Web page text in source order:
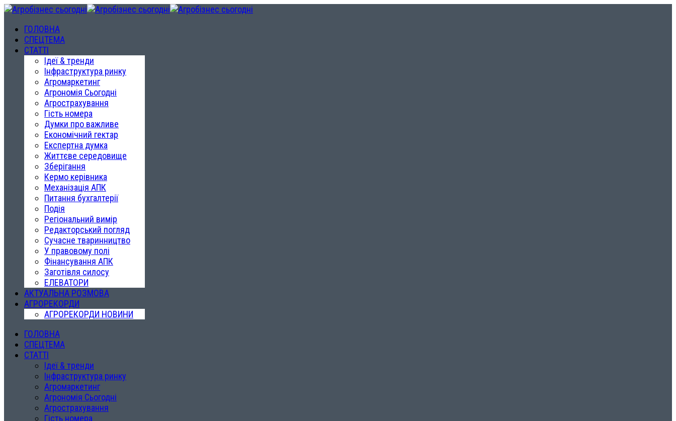
ГОЛОВНА
СПЕЦТЕМА
СТАТТІ
Ідеї & тренди
Інфраструктура ринку
Агромаркетинг
Агрономія Сьогодні
Агрострахування
Гість номера
Думки про важливе
Економічний гектар
Експертна думка
Життєве середовище
Зберігання
Кермо керівника
Механізація АПК
Питання бухгалтерії
Подія
Регіональний вимір
Редакторський погляд
Сучасне тваринництво
У правовому полі
Фінансування АПК
Заготівля силосу
ЕЛЕВАТОРИ
АКТУАЛЬНА РОЗМОВА
АГРОРЕКОРДИ
АГРОРЕКОРДИ НОВИНИ
ГОЛОВНА
СПЕЦТЕМА
СТАТТІ
Ідеї & тренди
Інфраструктура ринку
Агромаркетинг
Агрономія Сьогодні
Агрострахування
Гість номера